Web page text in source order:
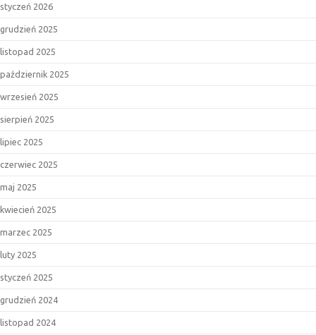
styczeń 2026
grudzień 2025
listopad 2025
październik 2025
wrzesień 2025
sierpień 2025
lipiec 2025
czerwiec 2025
maj 2025
kwiecień 2025
marzec 2025
luty 2025
styczeń 2025
grudzień 2024
listopad 2024